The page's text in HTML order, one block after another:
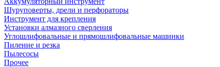
Шуруповерты, дрели и перфораторы
Инструмент для крепления
Установки алмазного сверления
Углошлифовальные и прямошлифовальные машинки
Пиление и резка
Пылесосы
Прочее